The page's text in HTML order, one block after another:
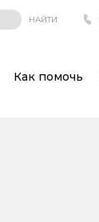
НАЙТИ
Как помочь